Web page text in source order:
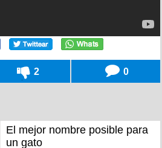
2 0
El mejor nombre posible para
un gato